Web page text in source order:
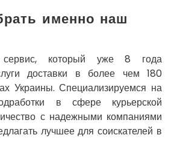
именно наш
который уже 8 года
доставки в более чем 180
Украины. Специализируемся на
в сфере курьерской
с надежными компаниями
лучшее для соискателей в